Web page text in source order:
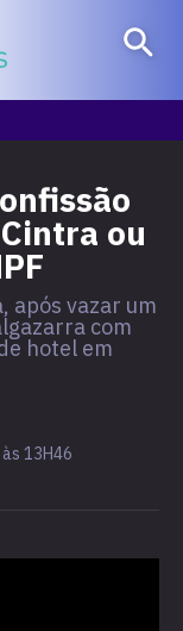
ou
após vazar um
com
hotel em
13H46